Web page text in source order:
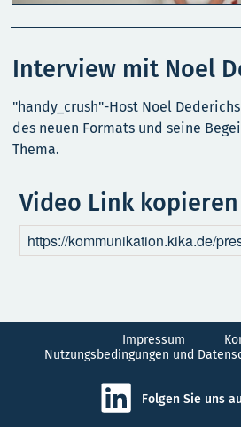
Interview mit Noel
"handy_crush"-Host Noel
des neuen Formats und seine
Thema.
Video Link kopieren
Impressum
Nutzungsbedingungen und
Folgen Sie uns